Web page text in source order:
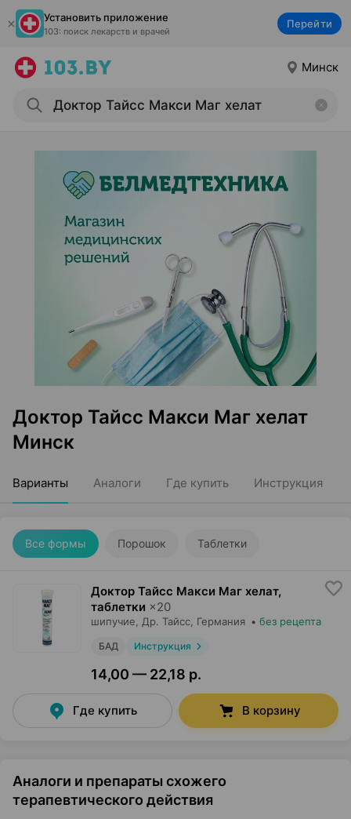
Установить приложение
103: поиск лекарств и врачей
Перейти
Минск
Доктор Тайсс Макси Маг хелат
Минск
Варианты Аналоги Где купить Инструкция
Все формы Порошок Таблетки
Доктор Тайсс Макси Маг хелат,
таблетки ×20
шипучие, Др. Тайсс , Германия • без рецепта
БАД Инструкция
14,00 — 22,18 р.
Где купить В корзину
Аналоги и препараты схожего
терапевтического действия